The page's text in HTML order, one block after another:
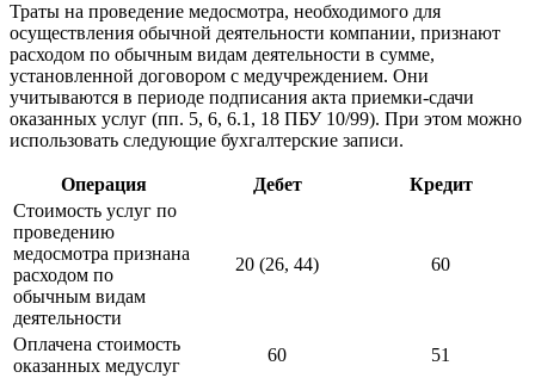
Траты на проведение медосмотра, необходимого для
осуществления обычной деятельности компании, признают
расходом по обычным видам деятельности в сумме,
установленной договором с медучреждением. Они
учитываются в периоде подписания акта приемки-сдачи
оказанных услуг (пп. 5, 6, 6.1, 18 ПБУ 10/99). При этом можно
использовать следующие бухгалтерские записи.
Операция Дебет
Кредит
Стоимость услуг по
проведению
медосмотра признана
расходом по
обычным видам
деятельности
20 (26, 44) 60
Оплачена стоимость
оказанных медуслуг
60 51